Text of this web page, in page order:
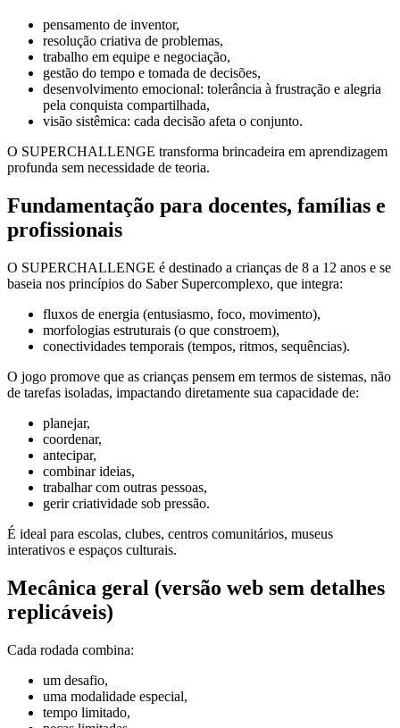
pensamento de inventor,
resolução criativa de problemas,
trabalho em equipe e negociação,
gestão do tempo e tomada de decisões,
desenvolvimento emocional: tolerância à frustração e alegria
pela conquista compartilhada,
visão sistêmica: cada decisão afeta o conjunto.
O SUPERCHALLENGE transforma brincadeira em aprendizagem
profunda sem necessidade de teoria.
Fundamentação para docentes, famílias e
profissionais
O SUPERCHALLENGE é destinado a crianças de 8 a 12 anos e se
baseia nos princípios do Saber Supercomplexo, que integra:
fluxos de energia (entusiasmo, foco, movimento),
morfologias estruturais (o que constroem),
conectividades temporais (tempos, ritmos, sequências).
O jogo promove que as crianças pensem em termos de sistemas, não
de tarefas isoladas, impactando diretamente sua capacidade de:
planejar,
coordenar,
antecipar,
combinar ideias,
trabalhar com outras pessoas,
gerir criatividade sob pressão.
É ideal para escolas, clubes, centros comunitários, museus
interativos e espaços culturais.
Mecânica geral (versão web sem detalhes
replicáveis)
Cada rodada combina:
um desafio,
uma modalidade especial,
tempo limitado,